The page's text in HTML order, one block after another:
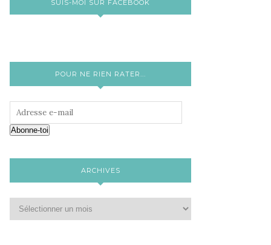
SUIS-MOI SUR FACEBOOK
POUR NE RIEN RATER...
Abonne-toi
ARCHIVES